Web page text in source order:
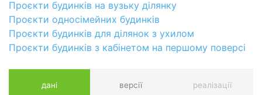
Проєкти будинків на вузьку ділянку
Проєкти односімейних будинків
Проєкти будинків для ділянок з ухилом
Проєкти будинків з кабінетом на першому поверсі
дані версії реалізації